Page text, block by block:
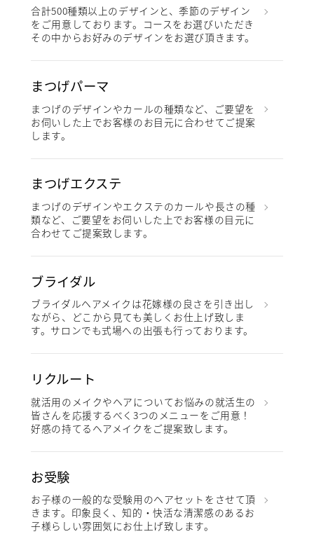
合計500種類以上のデザインと、季節のデザイン
をご用意しております。コースをお選びいただき
その中からお好みのデザインをお選び頂きます。
まつげパーマ
まつげのデザインやカールの種類など、ご要望を
お伺いした上でお客様のお目元に合わせてご提案
します。
まつげエクステ
まつげのデザインやエクステのカールや長さの種
類など、ご要望をお伺いした上でお客様の目元に
合わせてご提案致します。
ブライダル
ブライダルヘアメイクは花嫁様の良さを引き出し
ながら、どこから見ても美しくお仕上げ致しま
す。サロンでも式場への出張も行っております。
リクルート
就活用のメイクやヘアについてお悩みの就活生の
皆さんを応援するべく3つのメニューをご用意！
好感の持てるヘアメイクをご提案致します。
お受験
お子様の一般的な受験用のヘアセットをさせて頂
きます。印象良く、知的・快活な清潔感のあるお
子様らしい雰囲気にお仕上げ致します。